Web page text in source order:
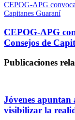
CEPOG-APG
Capitanes Guaraní
CEPOG-APG
Consejos de
Publicaciones
Jóvenes apuntan
visibilizar la